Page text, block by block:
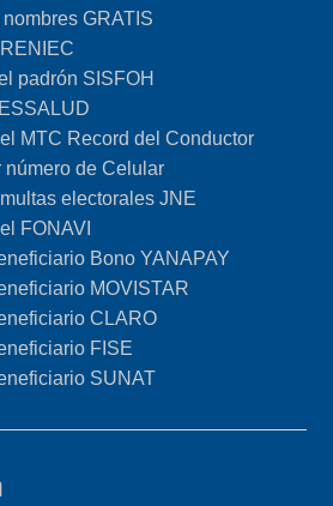
GRATIS
padrón SISFOH
MTC Record del Conductor
número de Celular
electorales JNE
FONAVI
Bono YANAPAY
MOVISTAR
CLARO
FISE
SUNAT